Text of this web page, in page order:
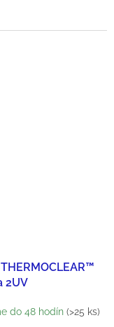
2UV
do 48 hodín (>25 ks)